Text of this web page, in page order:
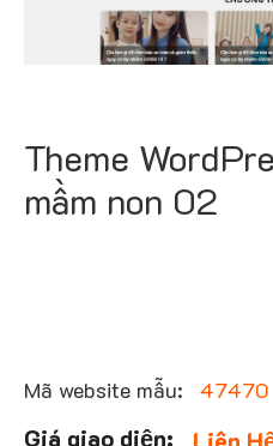
Theme
mầm non 02
Mã website mẫu: 47470